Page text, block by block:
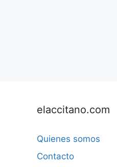
elaccitano.com
Quienes somos
Contacto